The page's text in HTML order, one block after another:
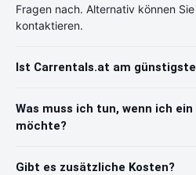
Fragen nach. Alternativ können
kontaktieren.
Ist Carrentals.at am
Was muss ich tun, wenn ich
möchte?
Gibt es zusätzliche Kosten?